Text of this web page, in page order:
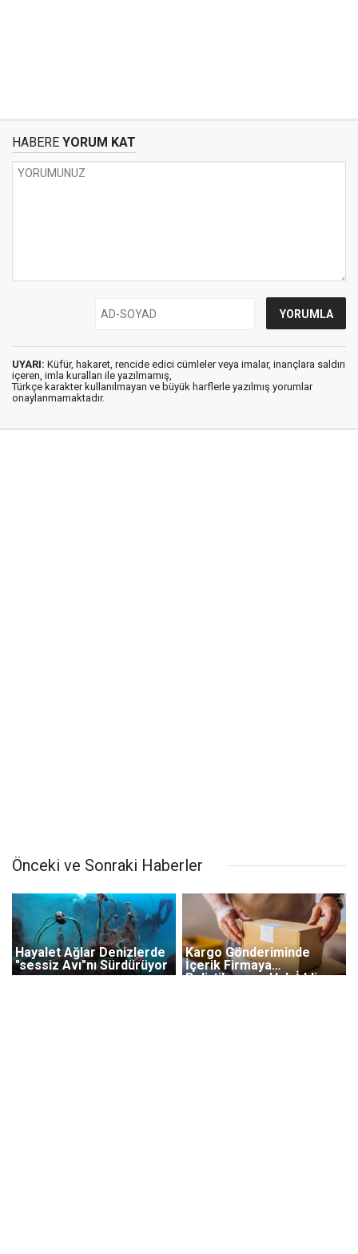
HABERE YORUM KAT
UYARI: Küfür, hakaret, rencide edici cümleler veya imalar, inançlara saldırı
içeren, imla kuralları ile yazılmamış,
Türkçe karakter kullanılmayan ve büyük harflerle yazılmış yorumlar
onaylanmamaktadır.
Önceki ve Sonraki Haberler
Hayalet Ağlar Denizlerde
"sessiz Avı"nı Sürdürüyor
Kargo Gönderiminde
İçerik Firmaya
Belirtilmezse Hak İddia